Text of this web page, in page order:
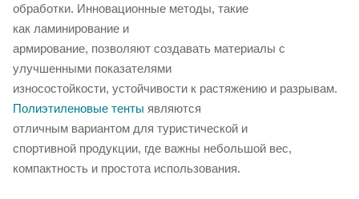
обработки. Инновационные методы, такие
как ламинирование и
армирование, позволяют создавать материалы с
улучшенными показателями
износостойкости, устойчивости к растяжению и разрывам.
Полиэтиленовые тенты являются
отличным вариантом для туристической и
спортивной продукции, где важны небольшой вес,
компактность и простота использования.